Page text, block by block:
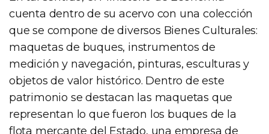
cuenta dentro de su acervo con una colección
que se compone de diversos Bienes Culturales:
maquetas de buques, instrumentos de
medición y navegación, pinturas, esculturas y
objetos de valor histórico. Dentro de este
patrimonio se destacan las maquetas que
representan lo que fueron los buques de la
flota mercante del Estado, una empresa de